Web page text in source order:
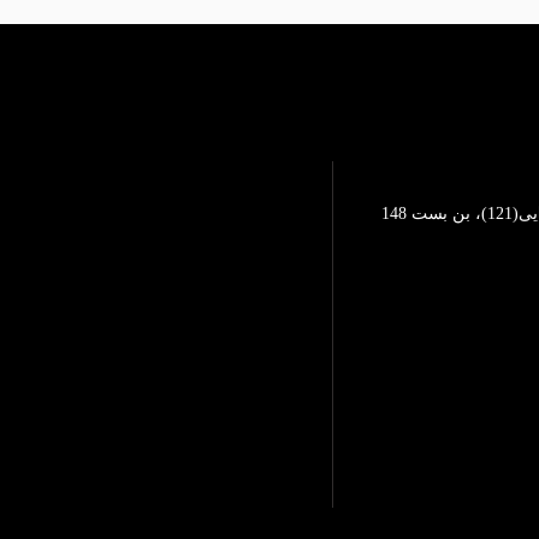
تهرانپارس، خیابان محمد رضایی(121)، بن بست 148